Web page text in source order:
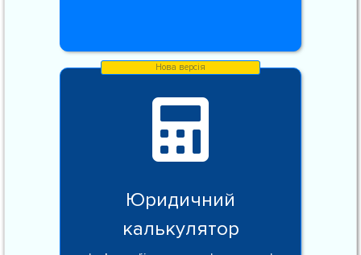
Юридичний
калькулятор